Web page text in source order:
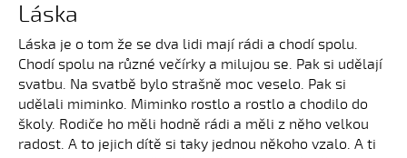
Láska
Láska je o tom že se dva lidi mají rádi a chodí spolu.
Chodí spolu na různé večírky a milujou se. Pak si udělají
svatbu. Na svatbě bylo strašně moc veselo. Pak si
udělali miminko. Miminko rostlo a rostlo a chodilo do
školy. Rodiče ho měli hodně rádi a měli z něho velkou
radost. A to jejich dítě si taky jednou někoho vzalo. A ti